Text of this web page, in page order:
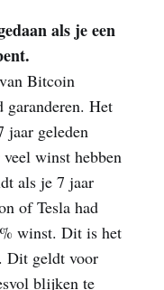
als je een
Bitcoin
garanderen. Het
jaar geleden
winst hebben
als je 7 jaar
of Tesla had
winst. Dit is het
Dit geldt voor
blijken te